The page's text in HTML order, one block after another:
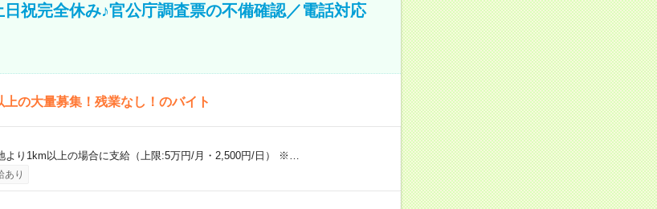
日祝完全休み♪官公庁調査票の不備確認／電話対応
の大量募集！残業なし！のバイト
より1km以上の場合に支給（上限:5万円/月・2,500円/日） ※…
あり